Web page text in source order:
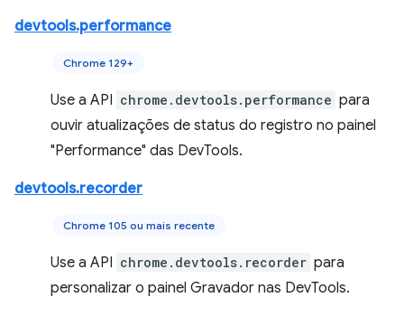
devtools.performance
Chrome 129+
Use a API chrome.devtools.performance para
ouvir atualizações de status do registro no painel
"Performance" das DevTools.
devtools.recorder
Chrome 105 ou mais recente
Use a API chrome.devtools.recorder para
personalizar o painel Gravador nas DevTools.